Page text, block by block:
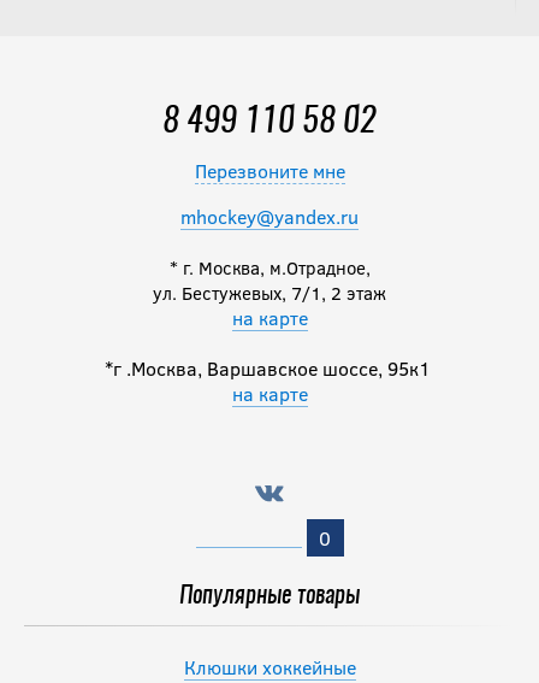
8 499 110 58 02
Перезвоните мне
mhockey@yandex.ru
* г. Москва, м.Отрадное,
ул. Бестужевых, 7/1, 2 этаж
на карте
*г .Москва, Варшавское шоссе, 95к1
на карте
0
Популярные товары
Клюшки хоккейные